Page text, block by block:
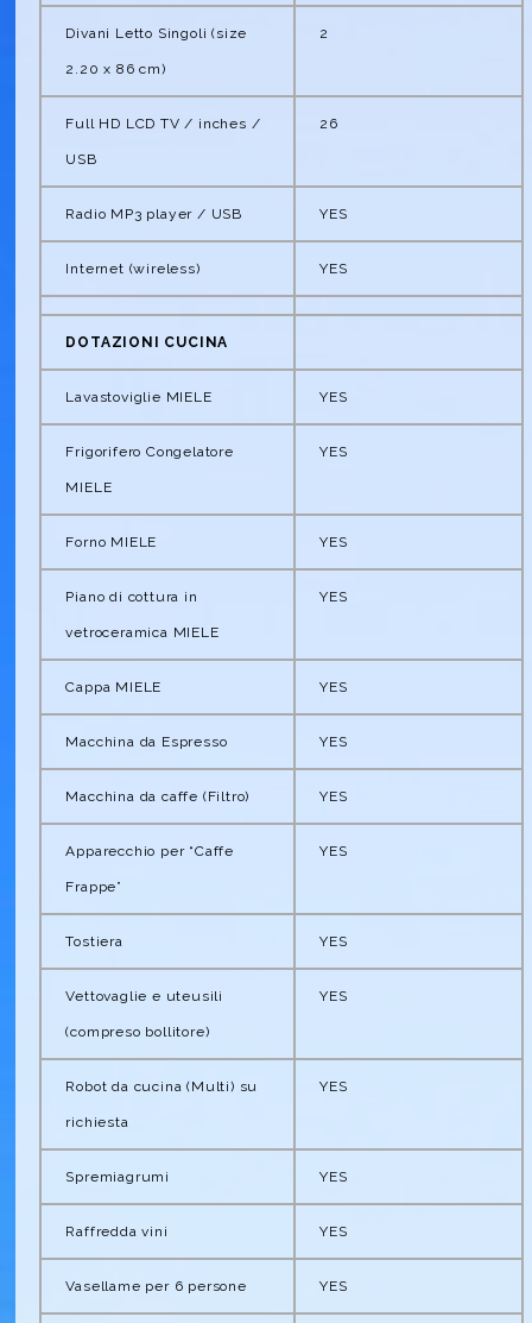
Divani Letto Singoli (size
2.20 x 86 cm)
2
Full HD LCD TV / inches /
USB
26
Radio MP3 player / USB YES
Internet (wireless) YES
DOTAZIONI CUCINA
Lavastoviglie MIELE YES
Frigorifero Congelatore
MIELE
YES
Forno MIELE YES
Piano di cottura in
vetroceramica MIELE
YES
Cappa MIELE YES
Macchina da Espresso YES
Macchina da caffe (Filtro) YES
Apparecchio per “Caffe
Frappe”
YES
Tostiera YES
Vettovaglie e uteusili
(compreso bollitore)
YES
Robot da cucina (Multi) su
richiesta
YES
Spremiagrumi YES
Raffredda vini YES
Vasellame per 6 persone YES